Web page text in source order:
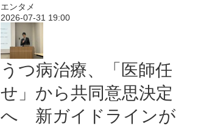
エンタメ
2026-07-31 19:00
うつ病治療、「医師任
せ」から共同意思決定
へ 新ガイドラインが